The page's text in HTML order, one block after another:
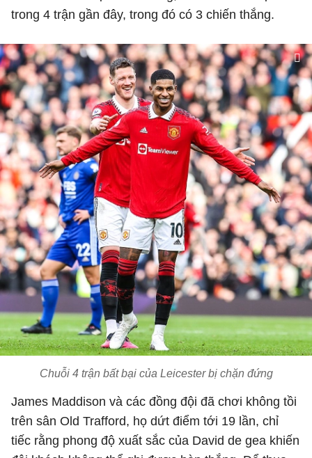
trong 4 trận gần đây, trong đó có 3 chiến thắng.
Chuỗi 4 trận bất bại của Leicester bị chặn đứng
James Maddison và các đồng đội đã chơi không tồi
trên sân Old Trafford, họ dứt điểm tới 19 lần, chỉ
tiếc rằng phong độ xuất sắc của David de gea khiến